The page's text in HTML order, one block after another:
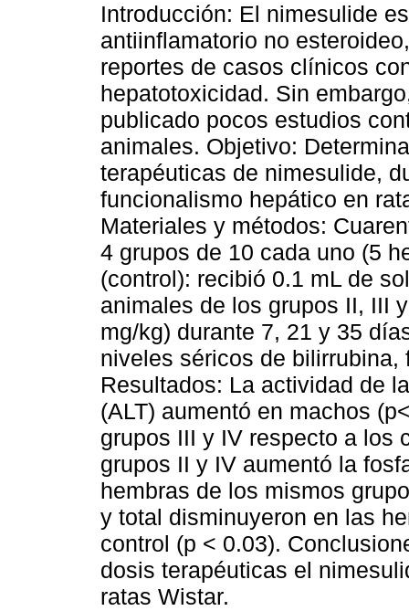
Introducción: El nimesulide
antiinflamatorio no
reportes de casos clínicos
hepatotoxicidad. Sin
publicado pocos estudios
animales. Objetivo:
terapéuticas de nimesulide,
funcionalismo hepático en
Materiales y métodos:
4 grupos de 10 cada uno (5
(control): recibió 0.1 mL de
animales de los grupos II, III
mg/kg) durante 7, 21 y 35
niveles séricos de
Resultados: La actividad de
(ALT) aumentó en machos
grupos III y IV respecto a los
grupos II y IV aumentó la
hembras de los mismos
y total disminuyeron en las
control (p < 0.03).
dosis terapéuticas el
ratas Wistar.